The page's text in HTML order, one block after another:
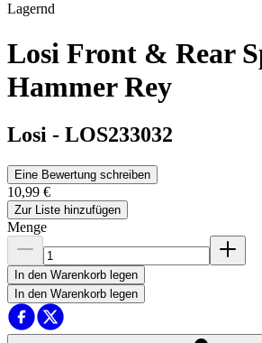
Lagernd
Losi Front & Rear
Hammer Rey
Losi - LOS233032
Eine Bewertung schreiben
10,99 €
Zur Liste hinzufügen
Menge
In den Warenkorb legen
In den Warenkorb legen